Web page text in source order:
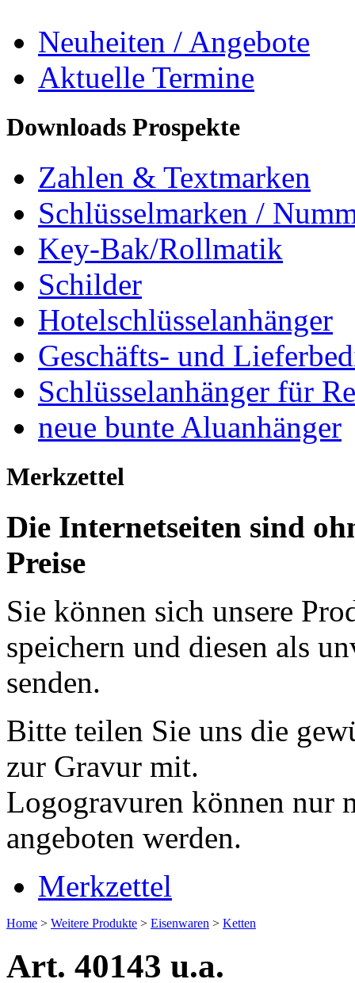
Neuheiten / Angebote
Aktuelle Termine
Downloads Prospekte
Zahlen & Textmarken
Schlüsselmarken /
Key-Bak/Rollmatik
Schilder
Hotelschlüsselanhänger
Geschäfts- und
Schlüsselanhänger für
neue bunte Aluanhänger
Merkzettel
Die Internetseiten sind
Preise
Sie können sich unsere
speichern und diesen als
senden.
Bitte teilen Sie uns die
zur Gravur mit.
Logogravuren können nur
angeboten werden.
Merkzettel
Home > Weitere Produkte > Eisenwaren > Ketten
Art. 40143 u.a.